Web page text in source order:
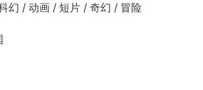
幻 / 动画 / 短片 / 奇幻 / 冒险